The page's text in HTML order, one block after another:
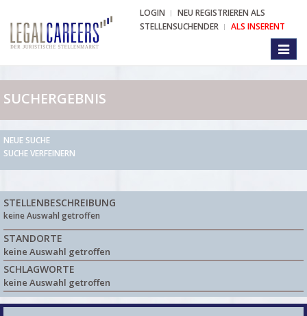
LOGIN
NEU REGISTRIEREN ALS
STELLENSUCHENDER
ALS INSERENT
SUCHERGEBNIS
NEUE SUCHE
SUCHE VERFEINERN
STELLENBESCHREIBUNG
keine Auswahl getroffen
STANDORTE
keine Auswahl getroffen
SCHLAGWORTE
keine Auswahl getroffen